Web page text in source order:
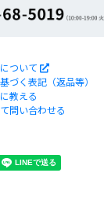
ついて
づく表記（返品等）
教える
問い合わせる